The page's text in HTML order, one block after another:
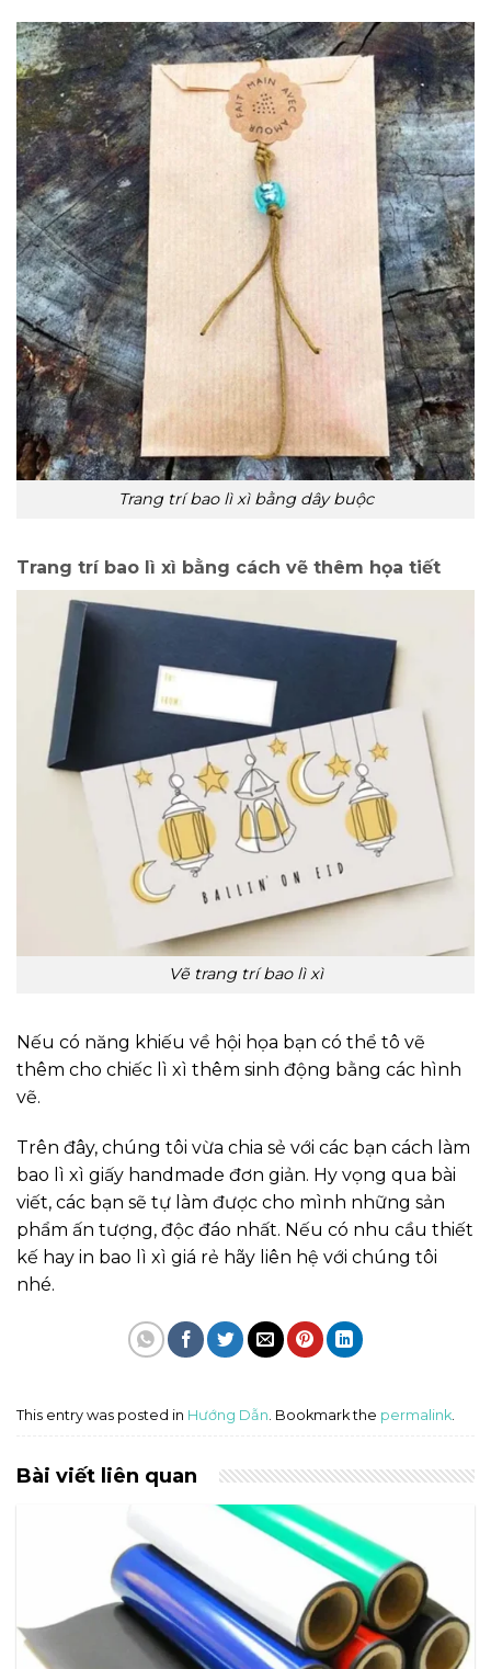
Trang trí bao lì xì bằng dây buộc
Trang trí bao lì xì bằng cách vẽ thêm họa tiết
Vẽ trang trí bao lì xì
Nếu có năng khiếu về hội họa bạn có thể tô vẽ
thêm cho chiếc lì xì thêm sinh động bằng các hình
vẽ.
Trên đây, chúng tôi vừa chia sẻ với các bạn cách làm
bao lì xì giấy handmade đơn giản. Hy vọng qua bài
viết, các bạn sẽ tự làm được cho mình những sản
phẩm ấn tượng, độc đáo nhất. Nếu có nhu cầu thiết
kế hay in bao lì xì giá rẻ hãy liên hệ với chúng tôi
nhé.
This entry was posted in Hướng Dẫn. Bookmark the permalink.
Bài viết liên quan